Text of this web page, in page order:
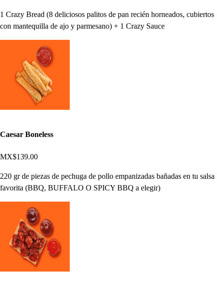
1 Crazy Bread (8 deliciosos palitos de pan recién horneados, cubiertos
con mantequilla de ajo y parmesano) + 1 Crazy Sauce
Caesar Boneless
MX$139.00
220 gr de piezas de pechuga de pollo empanizadas bañadas en tu salsa
favorita (BBQ, BUFFALO O SPICY BBQ a elegir)